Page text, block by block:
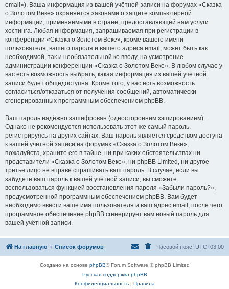
email»). Ваша информация из вашей учётной записи на форумах «Сказка
о Золотом Веке» охраняется законами о защите компьютерной
информации, применяемыми в стране, предоставляющей нам услуги
хостинга. Любая информация, запрашиваемая при регистрации в
конференции «Сказка о Золотом Веке», кроме вашего имени
пользователя, вашего пароля и вашего адреса email, может быть как
необходимой, так и необязательной ко вводу, на усмотрение
администрации конференции «Сказка о Золотом Веке». В любом случае у
вас есть возможность выбрать, какая информация из вашей учётной
записи будет общедоступна. Кроме того, у вас есть возможность
согласиться/отказаться от получения сообщений, автоматически
сгенерированных программным обеспечением phpBB.
Ваш пароль надёжно зашифрован (односторонним хэшированием).
Однако не рекомендуется использовать этот же самый пароль,
регистрируясь на других сайтах. Ваш пароль является средством доступа
к вашей учётной записи на форумах «Сказка о Золотом Веке»,
пожалуйста, храните его в тайне, ни при каких обстоятельствах ни
представители «Сказка о Золотом Веке», ни phpBB Limited, ни другое
третье лицо не вправе спрашивать ваш пароль. В случае, если вы
забудете ваш пароль к вашей учётной записи, вы сможете
воспользоваться функцией восстановления пароля «Забыли пароль?»,
предусмотренной программным обеспечением phpBB. Вам будет
необходимо ввести ваше имя пользователя и ваш адрес email, после чего
программное обеспечение phpBB сгенерирует вам новый пароль для
вашей учётной записи.
На главную Список форумов Часовой пояс: UTC+03:00
Создано на основе phpBB® Forum Software © phpBB Limited
Русская поддержка phpBB
Конфиденциальность| Правила